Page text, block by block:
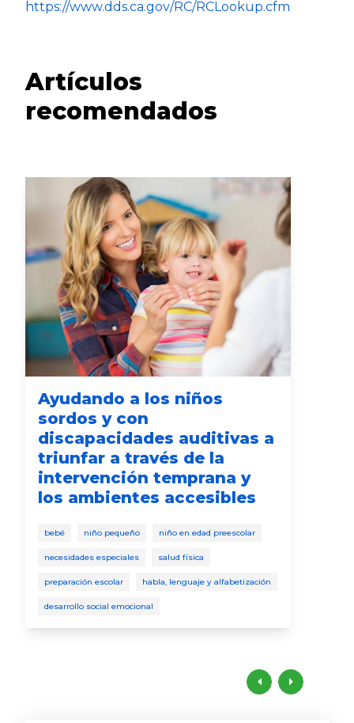
https://www.dds.ca.gov/RC/RCLookup.cfm
Artículos
recomendados
Ayudando a los niños
sordos y con
discapacidades auditivas a
triunfar a través de la
intervención temprana y
los ambientes accesibles
bebé niño pequeño niño en edad preescolar
necesidades especiales salud física
preparación escolar habla, lenguaje y alfabetización
desarrollo social emocional